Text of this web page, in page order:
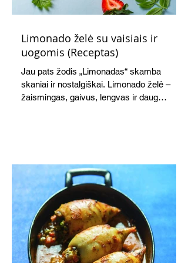
Limonado želė su vaisiais ir
uogomis (Receptas)
Jau pats žodis „Limonadas“ skamba
skaniai ir nostalgiškai. Limonado želė –
žaismingas, gaivus, lengvas ir daug